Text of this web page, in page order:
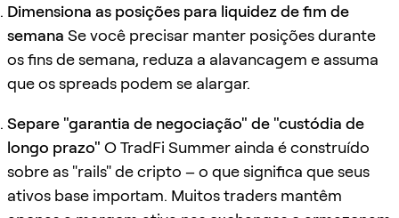
Dimensiona as posições para liquidez de fim de
semana Se você precisar manter posições durante
os fins de semana, reduza a alavancagem e assuma
que os spreads podem se alargar.
Separe "garantia de negociação" de "custódia de
longo prazo" O TradFi Summer ainda é construído
sobre as "rails" de cripto – o que significa que seus
ativos base importam. Muitos traders mantêm